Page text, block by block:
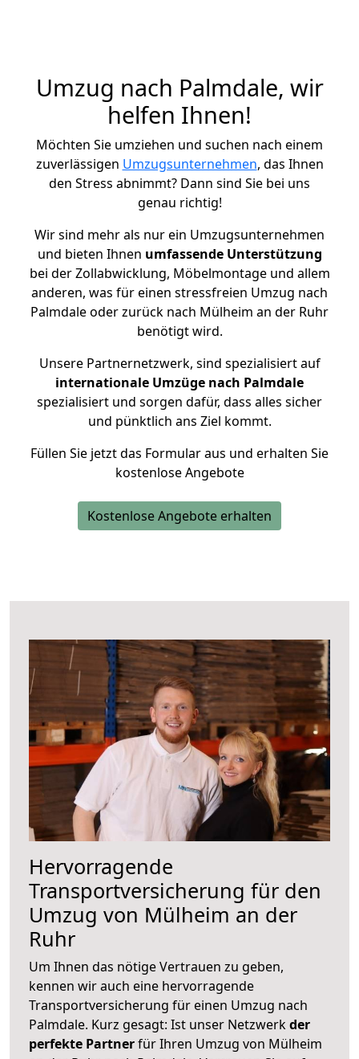
Umzug nach Palmdale, wir
helfen Ihnen!
Möchten Sie umziehen und suchen nach einem
zuverlässigen Umzugsunternehmen, das Ihnen
den Stress abnimmt? Dann sind Sie bei uns
genau richtig!
Wir sind mehr als nur ein Umzugsunternehmen
und bieten Ihnen umfassende Unterstützung
bei der Zollabwicklung, Möbelmontage und allem
anderen, was für einen stressfreien Umzug nach
Palmdale oder zurück nach Mülheim an der Ruhr
benötigt wird.
Unsere Partnernetzwerk, sind spezialisiert auf
internationale Umzüge nach Palmdale
spezialisiert und sorgen dafür, dass alles sicher
und pünktlich ans Ziel kommt.
Füllen Sie jetzt das Formular aus und erhalten Sie
kostenlose Angebote
Kostenlose Angebote erhalten
Hervorragende
Transportversicherung für den
Umzug von Mülheim an der
Ruhr
Um Ihnen das nötige Vertrauen zu geben,
kennen wir auch eine hervorragende
Transportversicherung für einen Umzug nach
Palmdale. Kurz gesagt: Ist unser Netzwerkder
perfekte Partnerfür Ihren Umzug von Mülheim